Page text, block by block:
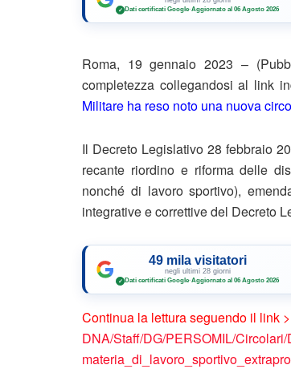
✓ Dati certificati Google·Aggiornato al 06 Agosto 2026
Roma, 19 gennaio 2023 –
completezza collegandosi al link
Militare ha reso noto una nuova
Il Decreto Legislativo 28 febbraio
recante riordino e riforma delle
nonché di lavoro sportivo),
integrative e correttive del Decreto
49 mila visitatori
negli ultimi 28 giorni
✓ Dati certificati Google·Aggiornato al 06 Agosto 2026
Continua la lettura seguendo il link
DNA/Staff/DG/PERSOMIL/